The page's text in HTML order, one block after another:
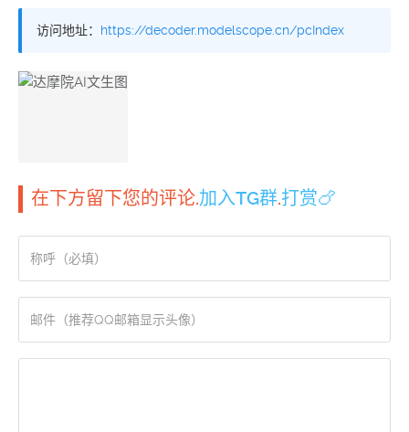
访问地址： https://decoder.modelscope.cn/pcIndex
在下方留下您的评论.加入TG群.打赏🍗